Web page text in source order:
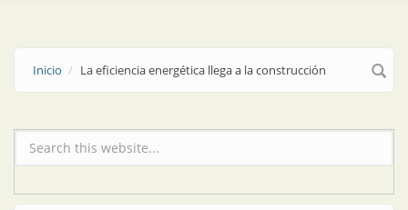
Inicio La eficiencia energética llega a la construcción
Formulario de búsqueda